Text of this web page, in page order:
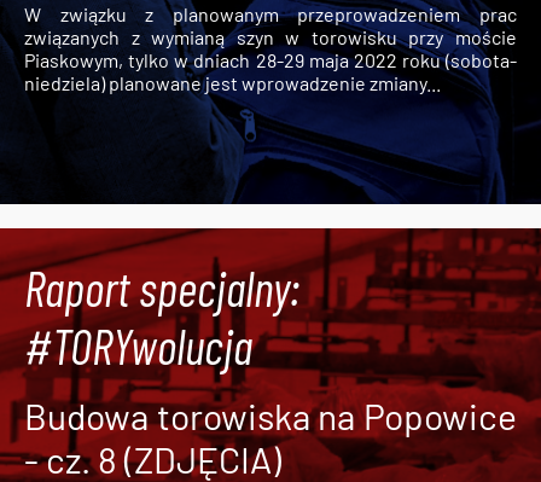
W związku z planowanym przeprowadzeniem prac
związanych z wymianą szyn w torowisku przy moście
Piaskowym, tylko w dniach 28-29 maja 2022 roku (sobota-
niedziela) planowane jest wprowadzenie zmiany...
Raport specjalny:
#TORYwolucja
Budowa torowiska na Popowice
- cz. 8 (ZDJĘCIA)